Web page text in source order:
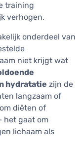
training
verhogen.
onderdeel van
niet krijgt wat
hydratatie zijn de
langzaam of
diëten of
het gaat om
lichaam als